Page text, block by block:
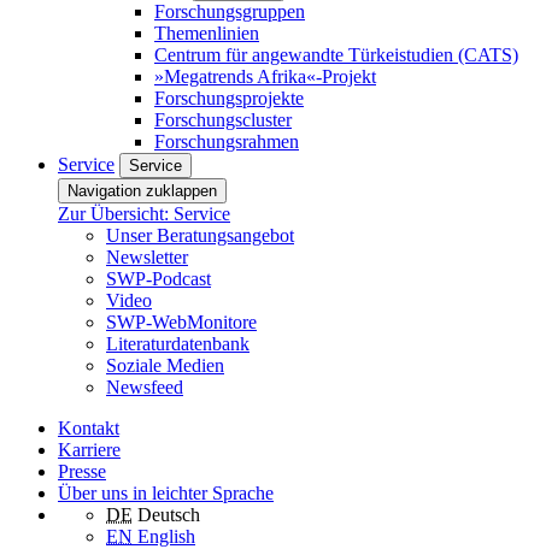
Forschungsgruppen
Themenlinien
Centrum für angewandte Türkeistudien (CATS)
»Megatrends Afrika«-Projekt
Forschungsprojekte
Forschungscluster
Forschungsrahmen
Service
Service
Navigation zuklappen
Zur Übersicht: Service
Unser Beratungsangebot
Newsletter
SWP-Podcast
Video
SWP-WebMonitore
Literaturdatenbank
Soziale Medien
Newsfeed
Kontakt
Karriere
Presse
Über uns in leichter Sprache
DE Deutsch
EN English